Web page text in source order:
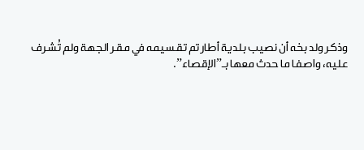
وذكر ولد بخه أن نصيب بلدية أطار تم تقسيمه في مقر الجهة ولم تُشرف
عليه، واصفا ما حدث معها بـ”الإقصاء”.